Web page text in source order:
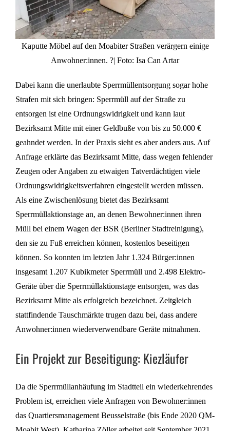
Kaputte Möbel auf den Moabiter Straßen verärgern einige
Anwohner:innen. ?| Foto: Isa Can Artar
Dabei kann die unerlaubte Sperrmüllentsorgung sogar hohe
Strafen mit sich bringen: Sperrmüll auf der Straße zu
entsorgen ist eine Ordnungswidrigkeit und kann laut
Bezirksamt Mitte mit einer Geldbuße von bis zu 50.000 €
geahndet werden. In der Praxis sieht es aber anders aus. Auf
Anfrage erklärte das Bezirksamt Mitte, dass wegen fehlender
Zeugen oder Angaben zu etwaigen Tatverdächtigen viele
Ordnungswidrigkeitsverfahren eingestellt werden müssen.
Als eine Zwischenlösung bietet das Bezirksamt
Sperrmüllaktionstage an, an denen Bewohner:innen ihren
Müll bei einem Wagen der BSR (Berliner Stadtreinigung),
den sie zu Fuß erreichen können, kostenlos beseitigen
können. So konnten im letzten Jahr 1.324 Bürger:innen
insgesamt 1.207 Kubikmeter Sperrmüll und 2.498 Elektro-
Geräte über die Sperrmüllaktionstage entsorgen, was das
Bezirksamt Mitte als erfolgreich bezeichnet. Zeitgleich
stattfindende Tauschmärkte trugen dazu bei, dass andere
Anwohner:innen wiederverwendbare Geräte mitnahmen.
Ein Projekt zur Beseitigung: Kiezläufer
Da die Sperrmüllanhäufung im Stadtteil ein wiederkehrendes
Problem ist, erreichen viele Anfragen von Bewohner:innen
das Quartiersmanagement Beusselstraße (bis Ende 2020 QM-